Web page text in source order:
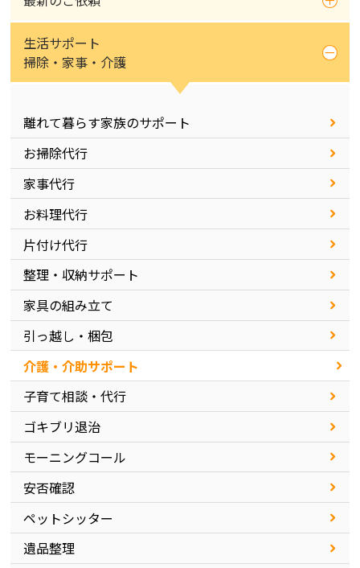
生活サポート
掃除・家事・介護
離れて暮らす家族のサポート
お掃除代行
家事代行
お料理代行
片付け代行
整理・収納サポート
家具の組み立て
引っ越し・梱包
介護・介助サポート
子育て相談・代行
ゴキブリ退治
モーニングコール
安否確認
ペットシッター
遺品整理